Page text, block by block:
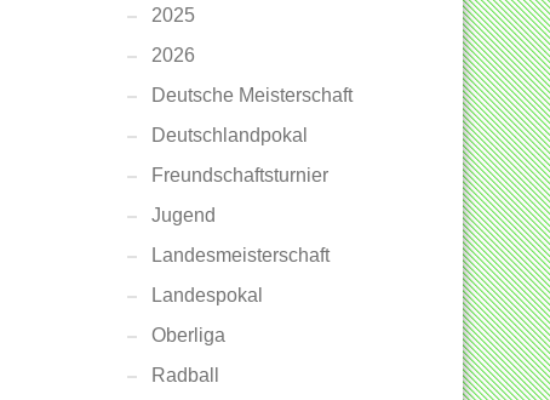
2025
2026
Deutsche Meisterschaft
Deutschlandpokal
Freundschaftsturnier
Jugend
Landesmeisterschaft
Landespokal
Oberliga
Radball